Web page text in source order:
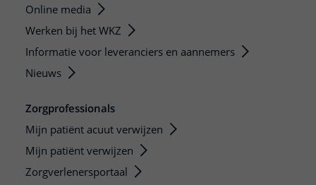
Online media
Werken bij het WKZ
Informatie voor leveranciers en aannemers
Nieuws
Zorgprofessionals
Mijn patiënt acuut verwijzen
Mijn patiënt verwijzen
Zorgverlenersportaal